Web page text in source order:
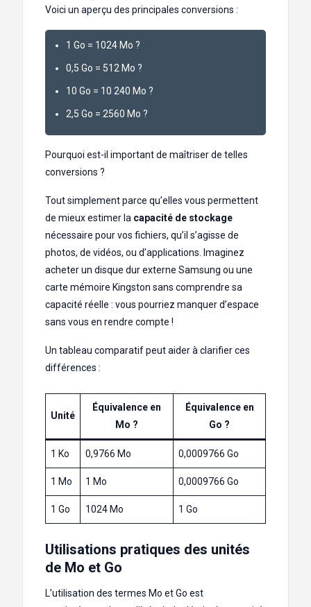
Voici un aperçu des principales conversions :
1 Go = 1024 Mo ?
0,5 Go = 512 Mo ?
10 Go = 10 240 Mo ?
2,5 Go = 2560 Mo ?
Pourquoi est-il important de maîtriser de telles
conversions ?
Tout simplement parce qu’elles vous permettent
de mieux estimer la capacité de stockage
nécessaire pour vos fichiers, qu’il s’agisse de
photos, de vidéos, ou d’applications. Imaginez
acheter un disque dur externe Samsung ou une
carte mémoire Kingston sans comprendre sa
capacité réelle : vous pourriez manquer d’espace
sans vous en rendre compte !
Un tableau comparatif peut aider à clarifier ces
différences :
Unité
Équivalence en
Mo ?
Équivalence en
Go ?
1 Ko 0,9766 Mo 0,0009766 Go
1 Mo 1 Mo 0,0009766 Go
1 Go 1024 Mo 1 Go
Utilisations pratiques des unités
de Mo et Go
L’utilisation des termes Mo et Go est